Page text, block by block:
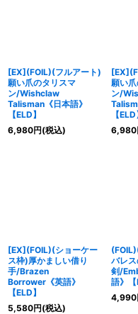
[EX](FOIL)(フルアート)
願い爪のタリスマ
ン/Wishclaw
Talisman《日本語》
【ELD】
6,980円(税込)
願い
ン/
【ELD
6,980
[EX](FOIL)(ショーケー
ス枠)厚かましい借り
手/Brazen
Borrower《英語》
【ELD】
5,580円(税込)
バレ
剣/
語》【
4,990